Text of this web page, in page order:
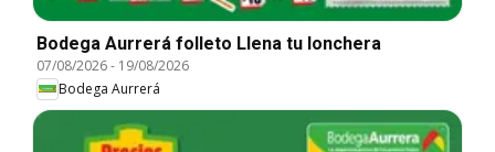
Bodega Aurrerá folleto Llena tu lonchera
07/08/2026- 19/08/2026
Bodega Aurrerá